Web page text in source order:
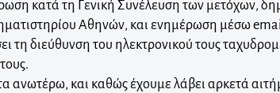
κατά τη Γενική Συνέλευση των μετόχων,
Αθηνών, και ενημέρωση μέσω
τη διεύθυνση του ηλεκτρονικού τους
ανωτέρω, και καθώς έχουμε λάβει αρκετά